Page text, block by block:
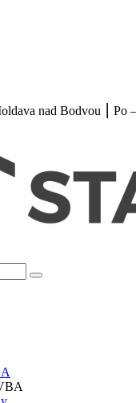
nad Bodvou ⎮